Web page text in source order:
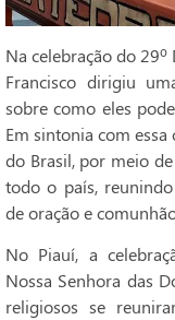
Na celebração do
Francisco dirigiu
sobre como eles
Em sintonia com essa
do Brasil, por meio
todo o país,
de oração e
No Piauí, a
Nossa Senhora das
religiosos se